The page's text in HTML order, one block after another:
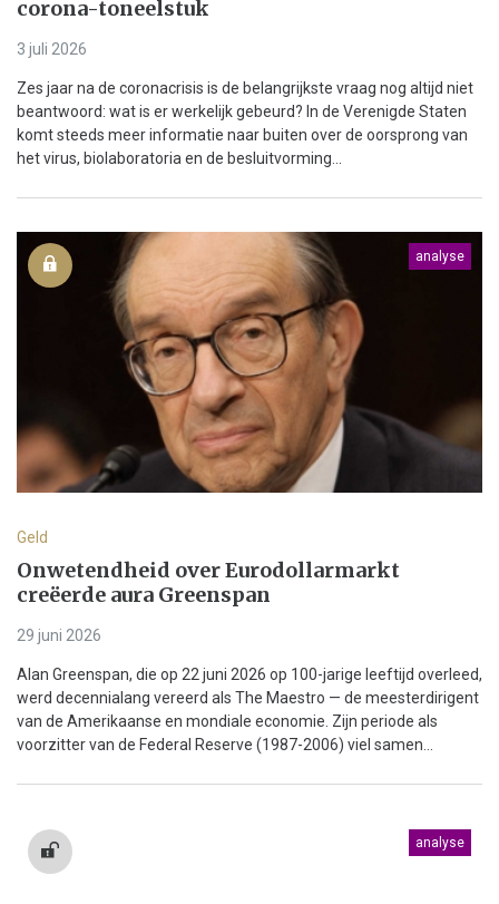
corona-toneelstuk
3 juli 2026
Zes jaar na de coronacrisis is de belangrijkste vraag nog altijd niet
beantwoord: wat is er werkelijk gebeurd? In de Verenigde Staten
komt steeds meer informatie naar buiten over de oorsprong van
het virus, biolaboratoria en de besluitvorming...
analyse
Geld
Onwetendheid over Eurodollarmarkt
creëerde aura Greenspan
29 juni 2026
Alan Greenspan, die op 22 juni 2026 op 100-jarige leeftijd overleed,
werd decennialang vereerd als The Maestro — de meesterdirigent
van de Amerikaanse en mondiale economie. Zijn periode als
voorzitter van de Federal Reserve (1987-2006) viel samen...
analyse